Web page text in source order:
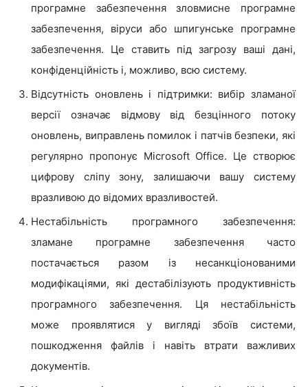
програмне забезпечення зловмисне програмне
забезпечення, віруси або шпигунське програмне
забезпечення. Це ставить під загрозу ваші дані,
конфіденційність і, можливо, всю систему.
Відсутність оновлень і підтримки: вибір зламаної
версії означає відмову від безцінного потоку
оновлень, виправлень помилок і патчів безпеки, які
регулярно пропонує Microsoft Office. Це створює
цифрову сліпу зону, залишаючи вашу систему
вразливою до відомих вразливостей.
Нестабільність програмного забезпечення:
зламане програмне забезпечення часто
постачається разом із несанкціонованими
модифікаціями, які дестабілізують продуктивність
програмного забезпечення. Ця нестабільність
може проявлятися у вигляді збоїв системи,
пошкодження файлів і навіть втрати важливих
документів.